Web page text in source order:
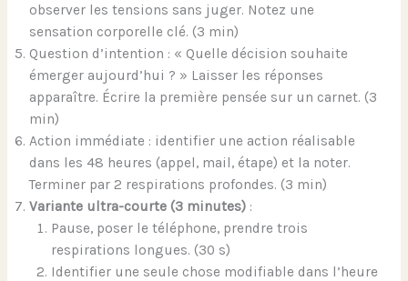
observer les tensions sans juger. Notez une
sensation corporelle clé. (3 min)
Question d’intention : « Quelle décision souhaite
émerger aujourd’hui ? » Laisser les réponses
apparaître. Écrire la première pensée sur un carnet. (3
min)
Action immédiate : identifier une action réalisable
dans les 48 heures (appel, mail, étape) et la noter.
Terminer par 2 respirations profondes. (3 min)
Variante ultra-courte (3 minutes) :
Pause, poser le téléphone, prendre trois
respirations longues. (30 s)
Identifier une seule chose modifiable dans l’heure